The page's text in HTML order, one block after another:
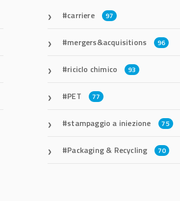
carriere 97
mergers&acquisitions 96
riciclo chimico 93
PET 77
stampaggio a iniezione 75
Packaging & Recycling 70